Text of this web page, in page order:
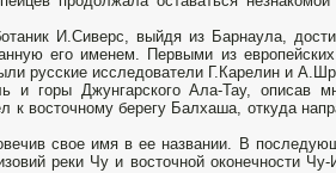
И.Сиверс, выйдя из Барнаула,
его именем. Первыми из
русские исследователи Г.Карелин и
и горы Джунгарского Ала-Тау, описав
к восточному берегу Балхаша, откуда
свое имя в ее названии. В
реки Чу и восточной оконечности Чу-